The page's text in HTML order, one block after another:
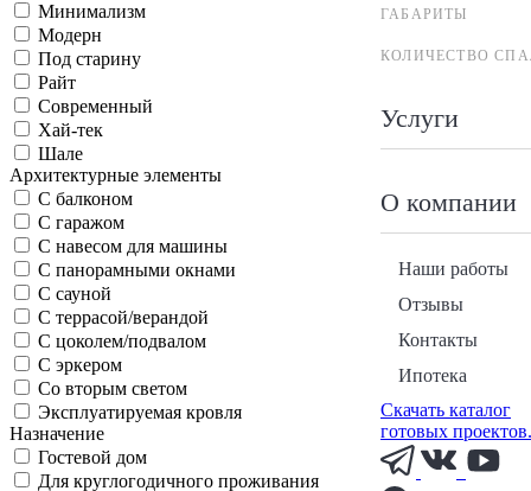
ГАБАРИТЫ
КОЛИЧЕСТВО
Услуги
О компании
Наши работы
Отзывы
Контакты
Ипотека
Скачать каталог
готовых
Минимализм
Модерн
Под старину
Райт
Современный
Хай-тек
Шале
Архитектурные элементы
С балконом
С гаражом
С навесом для машины
С панорамными окнами
С сауной
С террасой/верандой
С цоколем/подвалом
С эркером
Со вторым светом
Эксплуатируемая кровля
Назначение
Гостевой дом
Для круглогодичного проживания